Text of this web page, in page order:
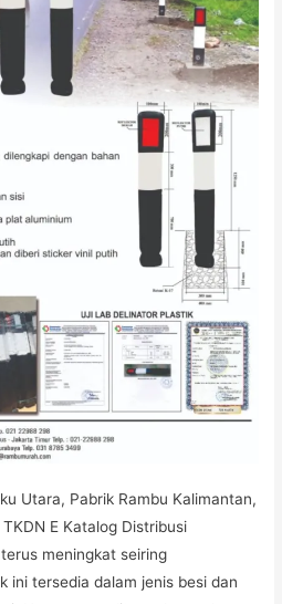
Utara, Pabrik Rambu Kalimantan,
E Katalog Distribusi
meningkat seiring
ini tersedia dalam jenis besi dan